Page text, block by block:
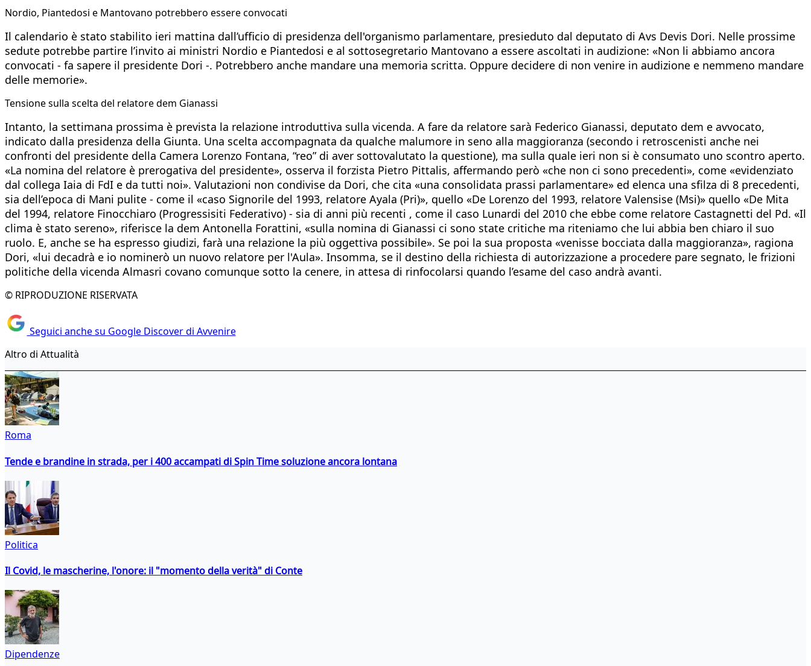
Nordio, Piantedosi e Mantovano potrebbero essere convocati
Il calendario è stato stabilito ieri mattina dall’ufficio di presidenza dell'organismo parlamentare, presieduto dal deputato di Avs Devis Dori. Nelle prossime
sedute potrebbe partire l’invito ai ministri Nordio e Piantedosi e al sottosegretario Mantovano a essere ascoltati in audizione: «Non li abbiamo ancora
convocati - fa sapere il presidente Dori -. Potrebbero anche mandare una memoria scritta. Oppure decidere di non venire in audizione e nemmeno mandare
delle memorie».
Tensione sulla scelta del relatore dem Gianassi
Intanto, la settimana prossima è prevista la relazione introduttiva sulla vicenda. A fare da relatore sarà Federico Gianassi, deputato dem e avvocato,
indicato dalla presidenza della Giunta. Una scelta accompagnata da qualche malumore in seno alla maggioranza (secondo i retroscenisti anche nei
confronti del presidente della Camera Lorenzo Fontana, “reo” di aver sottovalutato la questione), ma sulla quale ieri non si è consumato uno scontro aperto.
«La nomina del relatore è prerogativa del presidente», osserva il forzista Pietro Pittalis, affermando però «che non ci sono precedenti», come «evidenziato
dal collega Iaia di FdI e da tutti noi». Valutazioni non condivise da Dori, che cita «una consolidata prassi parlamentare» ed elenca una sfilza di 8 precedenti,
sia dell’epoca di Mani pulite - come il «caso Signorile del 1993, relatore Ayala (Pri)», quello «De Lorenzo del 1993, relatore Valensise (Msi)» quello «De Mita
del 1994, relatore Finocchiaro (Progressisiti Federativo) - sia di anni più recenti , come il caso Lunardi del 2010 che ebbe come relatore Castagnetti del Pd. «Il
clima è stato sereno», riferisce la dem Antonella Forattini, «sulla nomina di Gianassi ci sono state critiche ma riteniamo che lui abbia ben chiaro il suo
ruolo. E, anche se ha espresso giudizi, farà una relazione la più oggettiva possibile». Se poi la sua proposta «venisse bocciata dalla maggioranza», ragiona
Dori, «lui decadrà e io nominerò un nuovo relatore per l'Aula». Insomma, se il destino della richiesta di autorizzazione a procedere pare segnato, le frizioni
politiche della vicenda Almasri covano comunque sotto la cenere, in attesa di rinfocolarsi quando l’esame del caso andrà avanti.
© RIPRODUZIONE RISERVATA
Seguici anche su Google Discover di Avvenire
Altro di Attualità
Roma
Tende e brandine in strada, per i 400 accampati di Spin Time soluzione ancora lontana
Politica
Il Covid, le mascherine, l'onore: il "momento della verità" di Conte
Dipendenze